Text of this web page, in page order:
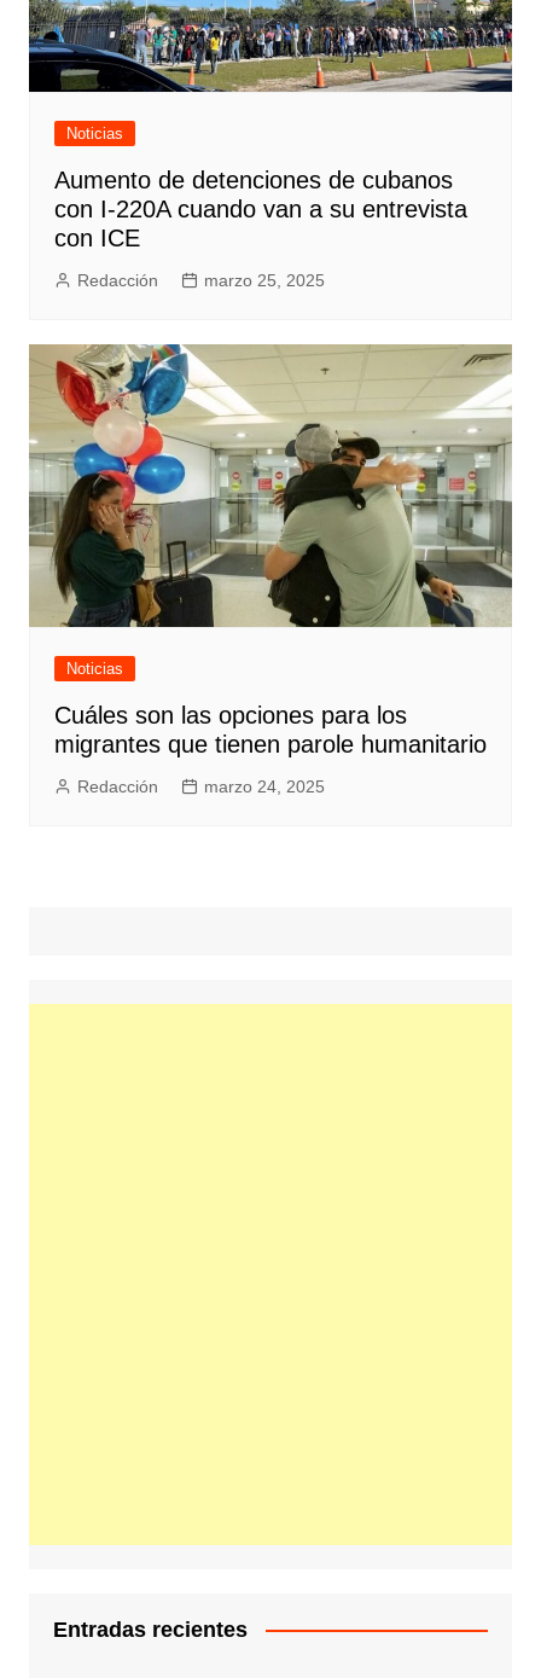
Noticias
Aumento de detenciones de cubanos
con I-220A cuando van a su entrevista
con ICE
Redacción marzo 25, 2025
Noticias
Cuáles son las opciones para los
migrantes que tienen parole humanitario
Redacción marzo 24, 2025
Entradas recientes